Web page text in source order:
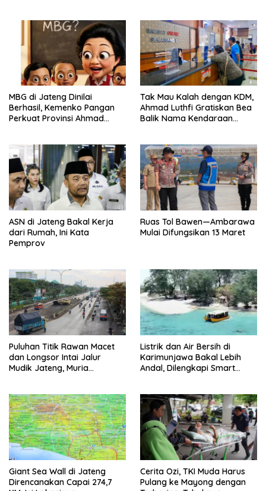
MBG di Jateng Dinilai
Berhasil, Kemenko Pangan
Perkuat Provinsi Ahmad
Tak Mau Kalah dengan KDM,
Ahmad Luthfi Gratiskan Bea
Balik Nama Kendaraan
ASN di Jateng Bakal Kerja
dari Rumah, Ini Kata
Pemprov
Ruas Tol Bawen—Ambarawa
Mulai Difungsikan 13 Maret
Puluhan Titik Rawan Macet
dan Longsor Intai Jalur
Mudik Jateng, Muria
Listrik dan Air Bersih di
Karimunjawa Bakal Lebih
Andal, Dilengkapi Smart
Giant Sea Wall di Jateng
Direncanakan Capai 274,7
Cerita Ozi, TKI Muda Harus
Pulang ke Mayong dengan